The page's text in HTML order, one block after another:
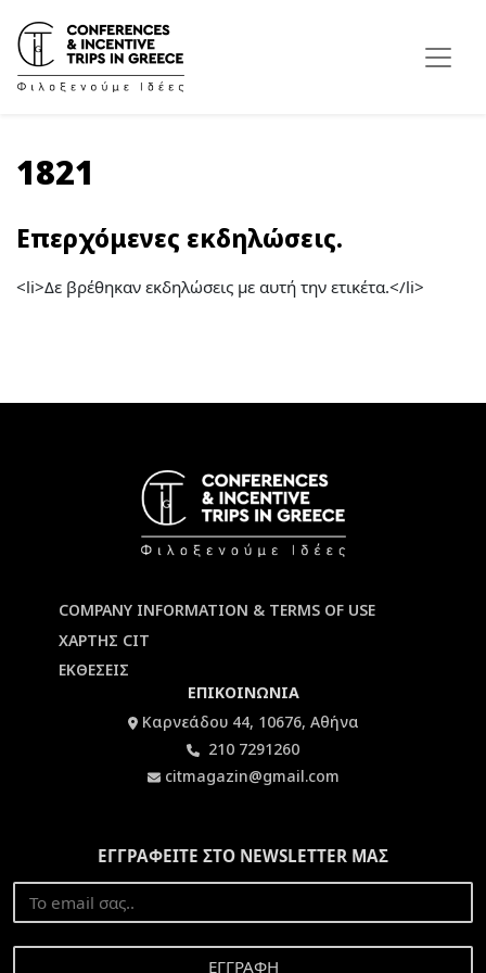
1821
Επερχόμενες εκδηλώσεις.
<li>Δε βρέθηκαν εκδηλώσεις με αυτή την ετικέτα.</li>
COMPANY INFORMATION & TERMS OF USE
ΧΑΡΤΗΣ CIT
ΕΚΘΕΣΕΙΣ
ΕΠΙΚΟΙΝΩΝΙΑ
Καρνεάδου 44, 10676, Αθήνα
210 7291260
citmagazin@gmail.com
ΕΓΓΡΑΦΕΙΤΕ ΣΤΟ NEWSLETTER ΜΑΣ